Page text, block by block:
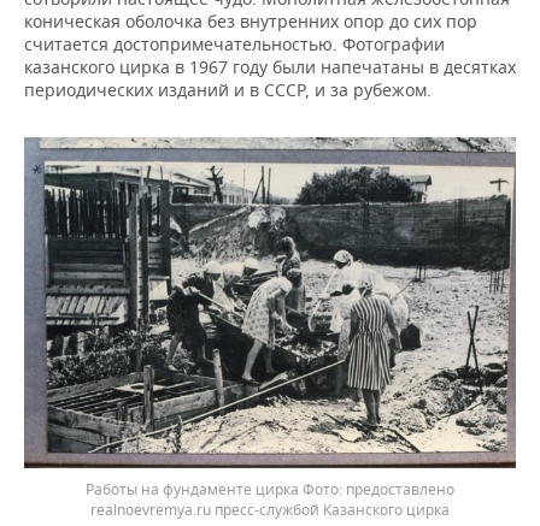
коническая оболочка без внутренних опор до сих пор
считается достопримечательностью. Фотографии
казанского цирка в 1967 году были напечатаны в десятках
периодических изданий и в СССР, и за рубежом.
Работы на фундаменте цирка
предоставлено
realnoevremya.ru пресс-службой Казанского цирка